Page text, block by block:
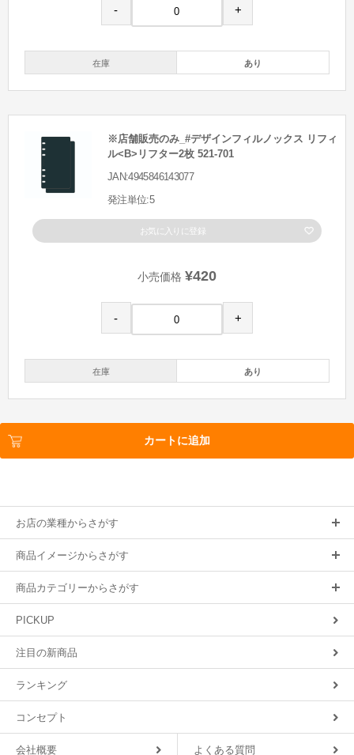
- +
在庫 あり
※店舗販売のみ_#デザインフィルノックス リフィ
ル<B>リフター2枚 521-701
JAN:4945846143077
発注単位:5
お気に入りに登録
小売価格 ¥420
- +
在庫 あり
カートに追加
お店の業種からさがす
商品イメージからさがす
商品カテゴリーからさがす
PICKUP
注目の新商品
ランキング
コンセプト
会社概要 よくある質問